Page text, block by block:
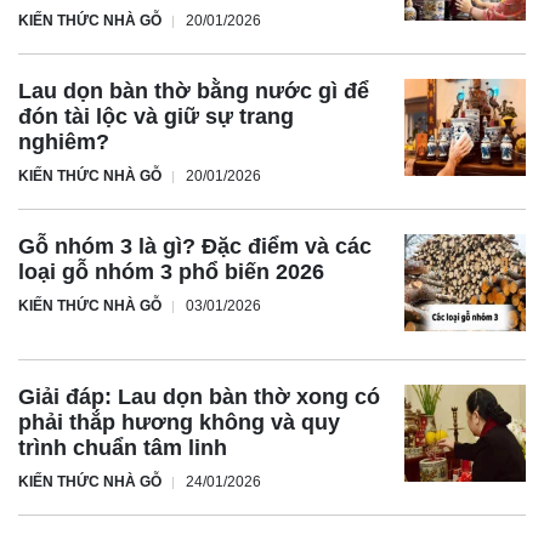
KIẾN THỨC NHÀ GỖ 20/01/2026
Lau dọn bàn thờ bằng nước gì để
đón tài lộc và giữ sự trang
nghiêm?
KIẾN THỨC NHÀ GỖ 20/01/2026
Gỗ nhóm 3 là gì? Đặc điểm và các
loại gỗ nhóm 3 phổ biến 2026
KIẾN THỨC NHÀ GỖ 03/01/2026
Giải đáp: Lau dọn bàn thờ xong có
phải thắp hương không và quy
trình chuẩn tâm linh
KIẾN THỨC NHÀ GỖ 24/01/2026